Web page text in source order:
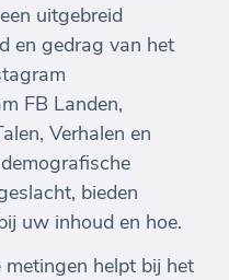
uitgebreid
en gedrag van het
FB Landen,
Verhalen en
bieden
uw inhoud en hoe.
helpt bij het